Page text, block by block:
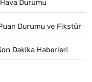
Hava Durumu
Durumu ve Fikstür
Dakika Haberleri